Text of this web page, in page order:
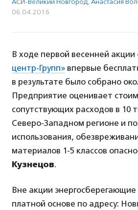
АСИ-Великий Новгород, Анастасия
06.04.2016
В ходе первой весенней
центр-Групп» впервые
в результате было собрано
Предприятие оценивает
сопутствующих расходов в
Северо-Западном регионе и
использования,
материалов 1-5 классов
Кузнецов.
Вне акции
платной основе по адресу: